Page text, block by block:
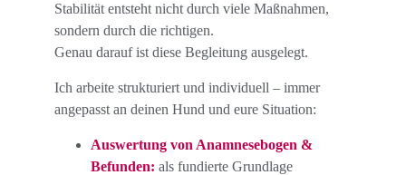
Stabilität entsteht nicht durch viele Maßnahmen,
sondern durch die richtigen.
Genau darauf ist diese Begleitung ausgelegt.
Ich arbeite strukturiert und individuell – immer
angepasst an deinen Hund und eure Situation:
Auswertung von Anamnesebogen &
Befunden: als fundierte Grundlage